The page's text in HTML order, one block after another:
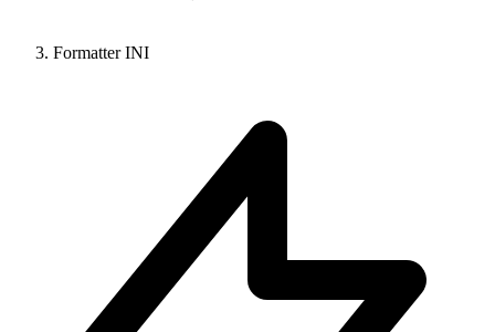
Formatter INI